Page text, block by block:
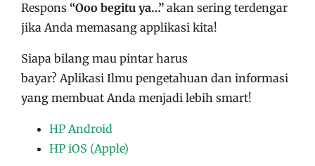
Respons “Ooo begitu ya…” akan sering terdengar
jika Anda memasang applikasi kita!
Siapa bilang mau pintar harus
bayar? Aplikasi Ilmu pengetahuan dan informasi
yang membuat Anda menjadi lebih smart!
HP Android
HP iOS (Apple)